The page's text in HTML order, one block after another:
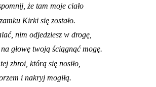
że tam moje ciało
Kirki się zostało.
nim odjedziesz w drogę,
głowę twoją ściągnąć mogę.
zbroi, którą się nosiło,
i nakryj mogiłą.